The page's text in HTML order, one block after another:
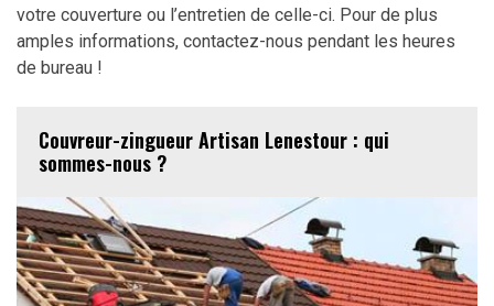
votre couverture ou l’entretien de celle-ci. Pour de plus
amples informations, contactez-nous pendant les heures
de bureau !
Couvreur-zingueur Artisan Lenestour : qui
sommes-nous ?